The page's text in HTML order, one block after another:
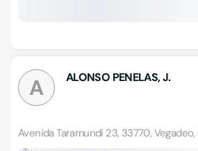
A ALONSO PENELAS, J.
Avenida Taramundi 23, 33770,